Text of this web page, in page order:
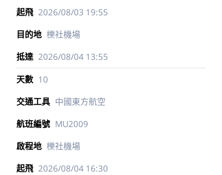
2026/08/03 19:55
櫟社機場
2026/08/0413:55
10
中國東方航空
MU2009
櫟社機場
2026/08/0416:30